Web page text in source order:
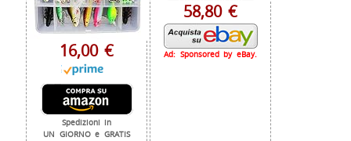
16,00 €
Spedizioni in
UN GIORNO e GRATIS
58,80 €
Ad: Sponsored by eBay.